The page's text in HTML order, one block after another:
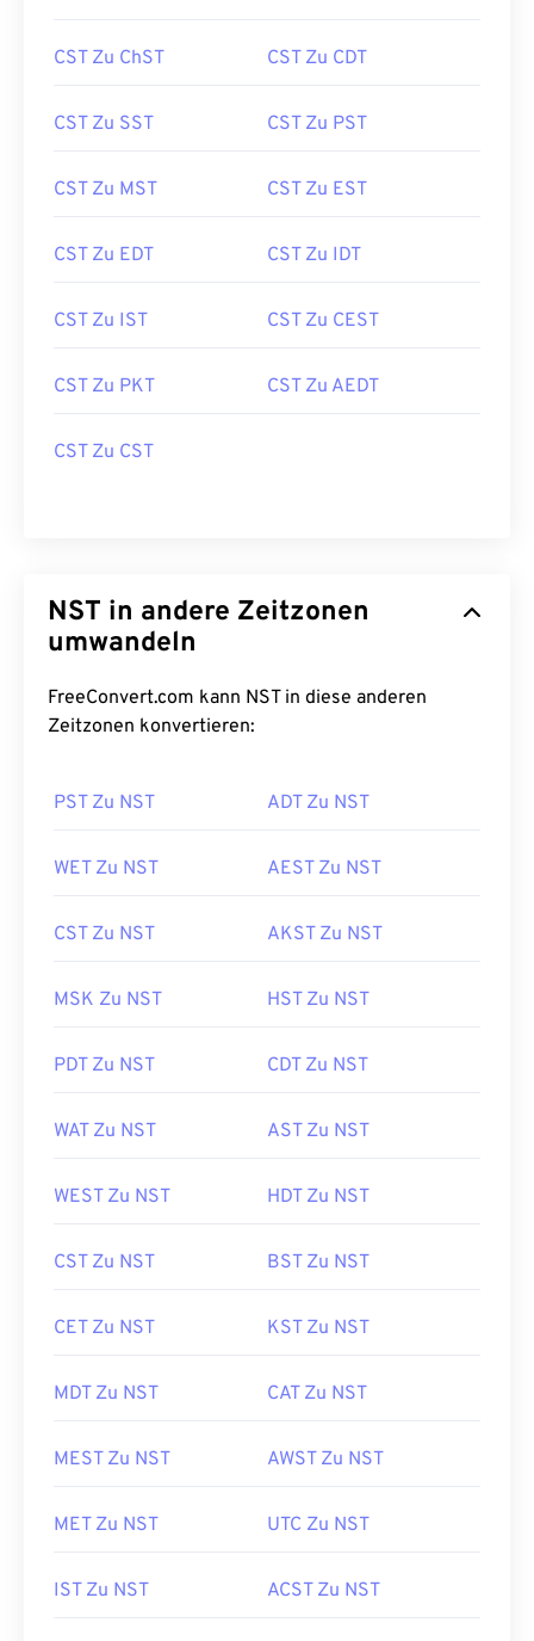
CST Zu ChST CST Zu CDT
CST Zu SST CST Zu PST
CST Zu MST CST Zu EST
CST Zu EDT CST Zu IDT
CST Zu IST CST Zu CEST
CST Zu PKT CST Zu AEDT
CST Zu CST
NST in andere Zeitzonen
umwandeln
FreeConvert.com kann NST in diese anderen
Zeitzonen konvertieren:
PST Zu NST ADT Zu NST
WET Zu NST AEST Zu NST
CST Zu NST AKST Zu NST
MSK Zu NST HST Zu NST
PDT Zu NST CDT Zu NST
WAT Zu NST AST Zu NST
WEST Zu NST HDT Zu NST
CST Zu NST BST Zu NST
CET Zu NST KST Zu NST
MDT Zu NST CAT Zu NST
MEST Zu NST AWST Zu NST
MET Zu NST UTC Zu NST
IST Zu NST ACST Zu NST